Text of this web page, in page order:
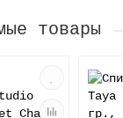
товары